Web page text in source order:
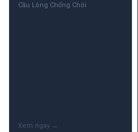
Cầu Lông Chống Chói